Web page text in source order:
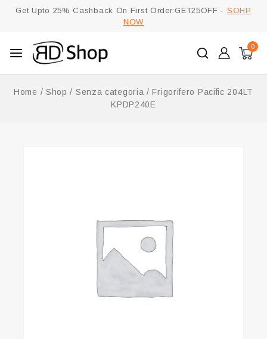
Get Upto 25% Cashback On First Order:GET25OFF - SOHP
NOW
0
Home / Shop / Senza categoria / Frigorifero Pacific 204LT
KPDP240E